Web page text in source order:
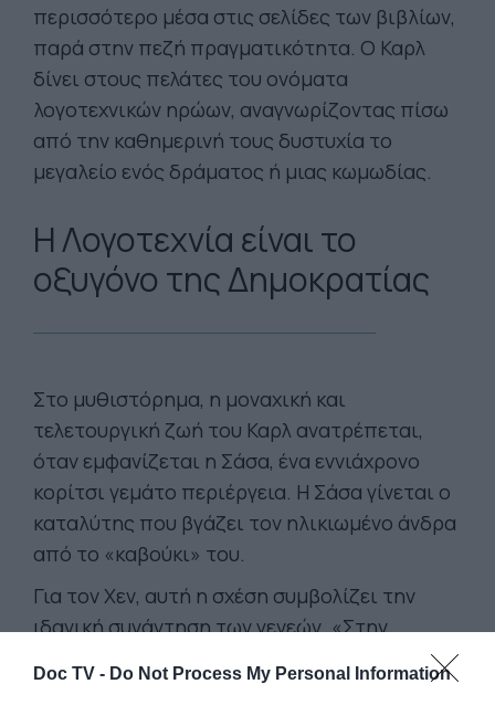
Doc TV - Do Not Process My Personal Information
περισσότερο μέσα στις σελίδες των βιβλίων,
παρά στην πεζή πραγματικότητα. Ο Καρλ
δίνει στους πελάτες του ονόματα
λογοτεχνικών ηρώων, αναγνωρίζοντας πίσω
από την καθημερινή τους δυστυχία το
μεγαλείο ενός δράματος ή μιας κωμωδίας.
H Λογοτεχνία είναι το
οξυγόνο της Δημοκρατίας
Στο μυθιστόρημα, η μοναχική και
τελετουργική ζωή του Καρλ ανατρέπεται,
όταν εμφανίζεται η Σάσα, ένα εννιάχρονο
κορίτσι γεμάτο περιέργεια. Η Σάσα γίνεται ο
καταλύτης που βγάζει τον ηλικιωμένο άνδρα
από το «καβούκι» του.
Για τον Χεν, αυτή η σχέση συμβολίζει την
ιδανική συνάντηση των γενεών. «Στην
εξηγεί. «Ο Καρλ είναι σοφός και